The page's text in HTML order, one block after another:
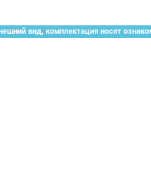
вид, комплектация носят